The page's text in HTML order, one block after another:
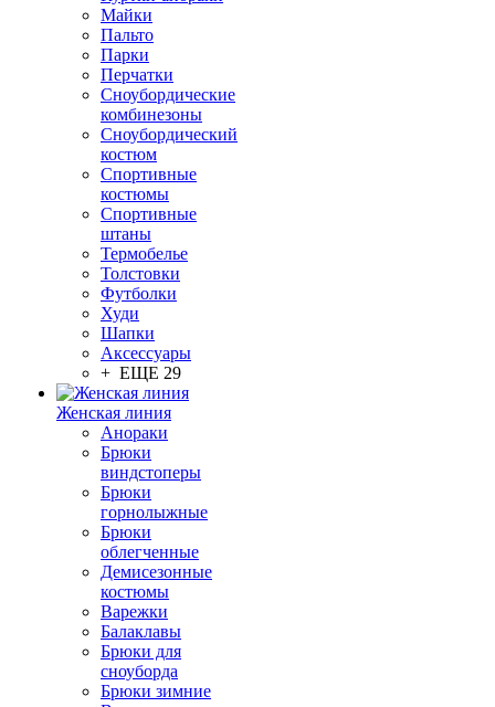
Майки
Пальто
Парки
Перчатки
Сноубордические
комбинезоны
Сноубордический
костюм
Спортивные
костюмы
Спортивные
штаны
Термобелье
Толстовки
Футболки
Худи
Шапки
Аксессуары
+ ЕЩЕ 29
Женская линия
Анораки
Брюки
виндстоперы
Брюки
горнолыжные
Брюки
облегченные
Демисезонные
костюмы
Варежки
Балаклавы
Брюки для
сноуборда
Брюки зимние